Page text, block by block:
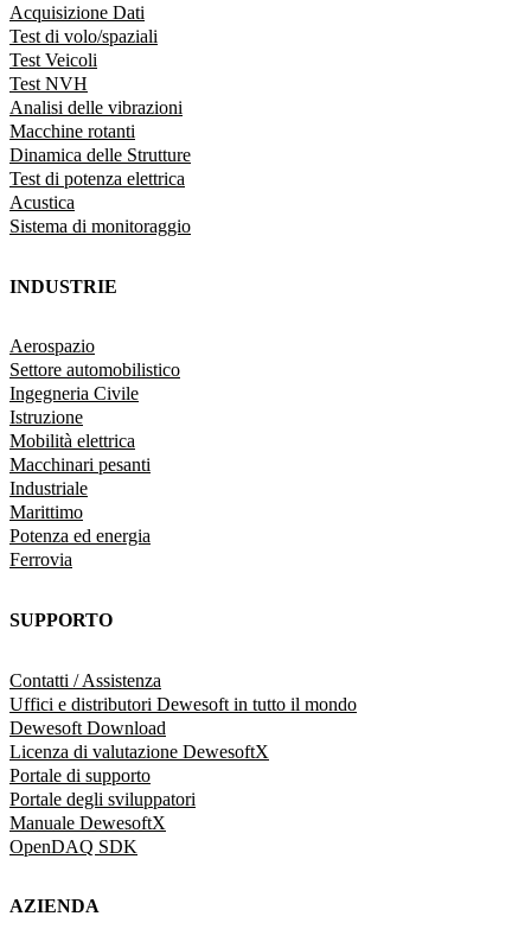
Acquisizione Dati
Test di volo/spaziali
Test Veicoli
Test NVH
Analisi delle vibrazioni
Macchine rotanti
Dinamica delle Strutture
Test di potenza elettrica
Acustica
Sistema di monitoraggio
INDUSTRIE
Aerospazio
Settore automobilistico
Ingegneria Civile
Istruzione
Mobilità elettrica
Macchinari pesanti
Industriale
Marittimo
Potenza ed energia
Ferrovia
SUPPORTO
Contatti / Assistenza
Uffici e distributori Dewesoft in tutto il mondo
Dewesoft Download
Licenza di valutazione DewesoftX
Portale di supporto
Portale degli sviluppatori
Manuale DewesoftX
OpenDAQ SDK
AZIENDA